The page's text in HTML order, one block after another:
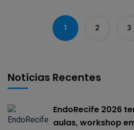
1 2 3
Notícias Recentes
EndoRecife 2026
aulas, workshop